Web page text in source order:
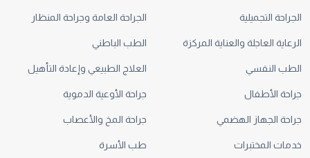
الجراحة التجميلية الجراحة العامة وجراحة المنظار
الرعاية العاجلة والعناية المركزة الطب الباطني
الطب النفسي العلاج الطبيعي وإعادة التأهيل
جراحة الأطفال جراحة الأوعية الدموية
جراحة الجهاز الهضمي جراحة المخ والأعصاب
خدمات المختبرات طب الأسرة